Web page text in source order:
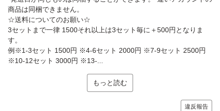
商品は同梱できません。
☆送料についてのお願い☆
3セットまで一律 1500それ以上は3セット毎に＋500円となりま
す。
例※1-3セット 1500円 ※4-6セット 2000円 ※7-9セット 2500円
※10-12セット 3000円 ※13-...
もっと読む
違反報告